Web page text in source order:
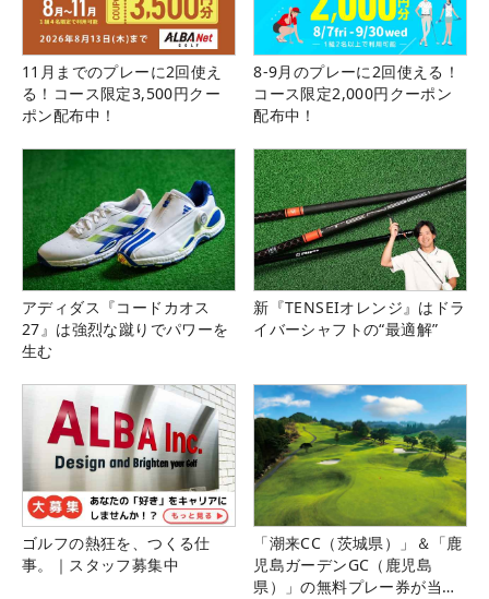
11月までのプレーに2回使え
る！コース限定3,500円クー
ポン配布中！
8-9月のプレーに2回使える！
コース限定2,000円クーポン
配布中！
アディダス『コードカオス
27』は強烈な蹴りでパワーを
生む
新『TENSEIオレンジ』はドラ
イバーシャフトの“最適解”
ゴルフの熱狂を、つくる仕
事。｜スタッフ募集中
「潮来CC（茨城県）」＆「鹿
児島ガーデンGC（鹿児島
県）」の無料プレー券が当た